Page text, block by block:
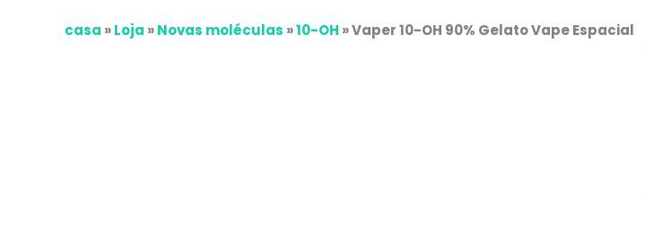
k
a
p
casa »Loja »Novas moléculas »10-OH »Vaper 10-OH 90% Gelato Vape Espacial